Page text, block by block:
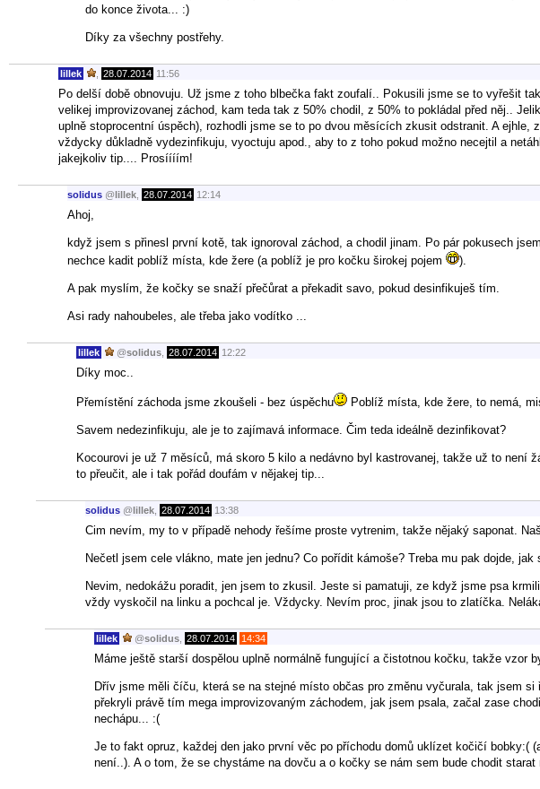
do konce života... :)
Díky za všechny postřehy.
lillek 28.07.2014 11:56
Po delší době obnovuju. Už jsme z toho blbečka fakt zoufalí.. Pokusili jsme se to vyřešit
velikej improvizovanej záchod, kam teda tak z 50% chodil, z 50% to pokládal před něj..
uplně stoprocentní úspěch), rozhodli jsme se to po dvou měsících zkusit odstranit. A ejhle,
vždycky důkladně vydezinfikuju, vyoctuju apod., aby to z toho pokud možno necejtil a
jakejkoliv tip.... Prosíííím!
solidus @lillek 28.07.2014 12:14
Ahoj,
když jsem s přinesl první kotě, tak ignoroval záchod, a chodil jinam. Po pár pokusech
nechce kadit poblíž místa, kde žere (a poblíž je pro kočku širokej pojem
).
A pak myslím, že kočky se snaží přečůrat a překadit savo, pokud desinfikuješ tím.
Asi rady nahoubeles, ale třeba jako vodítko ...
lillek @solidus 28.07.2014 12:22
Díky moc..
Přemístění záchoda jsme zkoušeli - bez úspěchu Poblíž místa, kde žere, to nemá,
Savem nedezinfikuju, ale je to zajímavá informace. Čim teda ideálně dezinfikovat?
Kocourovi je už 7 měsíců, má skoro 5 kilo a nedávno byl kastrovanej, takže už to není
to přeučit, ale i tak pořád doufám v nějakej tip...
solidus @lillek 28.07.2014 13:38
Cim nevím, my to v případě nehody řešíme proste vytrenim, takže nějaký saponat.
Nečetl jsem cele vlákno, mate jen jednu? Co pořídit kámoše? Treba mu pak dojde,
Nevim, nedokážu poradit, jen jsem to zkusil. Jeste si pamatuji, ze když jsme psa
vždy vyskočil na linku a pochcal je. Vždycky. Nevím proc, jinak jsou to zlatíčka.
lillek @solidus 28.07.2014 14:34
Máme ještě starší dospělou uplně normálně fungující a čistotnou kočku, takže vzor
Dřív jsme měli číču, která se na stejné místo občas pro změnu vyčurala, tak jsem
překryli právě tím mega improvizovaným záchodem, jak jsem psala, začal zase
nechápu... :(
Je to fakt opruz, každej den jako první věc po příchodu domů uklízet kočičí bobky:(
není..). A o tom, že se chystáme na dovču a o kočky se nám sem bude chodit